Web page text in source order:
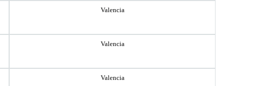
Valencia
Valencia
Valencia